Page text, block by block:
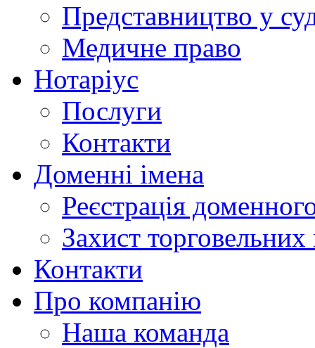
Представництво у
Медичне право
Нотаріус
Послуги
Контакти
Доменні імена
Реєстрація
Захист
Контакти
Про компанію
Наша команда